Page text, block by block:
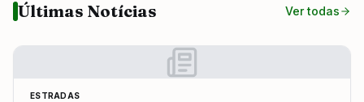
Últimas Notícias Ver todas
ESTRADAS